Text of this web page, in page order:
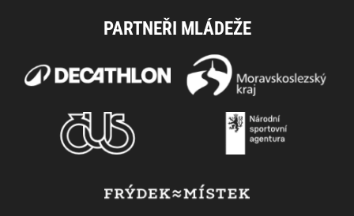
PARTNEŘI MLÁDEŽE